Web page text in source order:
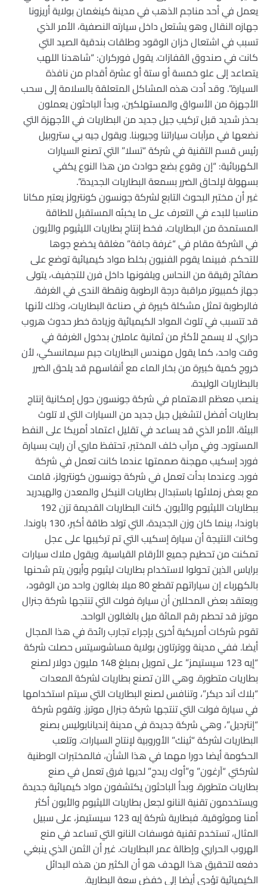
يعمل في أحد مناجم الذهب في مدينة كينغمان بولاية أريزونا
جهازه النقال وهو يشتعل داخل سيارته النصفية، الأمر الذي
تسبب في اشتعال خزان الوقود وطلقات بندقية الصيد التي
كانت في صندوق القفازات. يقول فوركران: “شاهدنا اللهب
يتصاعد إلى علو خمسة أو ستة أو عشرة أقدام من نافذة
السيارة”. وقد أدت هذه المشاكل المتعلقة بالسلامة إلى سحب
الأجهزة من الأسواق والمستهلكين، وبدأ الباحثون يعملون
بحذر شديد قبل تركيب جيل جديد من البطاريات في الأجهزة التي
نضعها في مرآبات سياراتنا وجيوبنا. ويقول جيه بي ستروبيل
رئيس قسم التقنية في شركة “تسلا” التي تصنع السيارات
الكهربائية: “إن وقوع بضع حوادث من هذا النوع يكفي
بسهولة لإلحاق الضرر بسمعة البطاريات الجديدة”.
غير أن مختبر البحوث التابع لشركة جونسون كونترولز يعتبر مكانا
مناسبا للبدء في التعرف على ما يخبئه المستقبل للطاقة
المستمدة من البطاريات. فخط إنتاج بطاريات الليثيوم والأيون
في الشركة مقام في “غرفة جافة” مغلقة يخضع جوها
للتحكم. فبينما يقوم الفنيون بخلط مواد كيميائية توضع على
صفائح رقيقة من النحاس ويلفونها داخل فرن للتجفيف، يتولى
جهاز كمبيوتر مراقبة درجة الرطوبة ونقطة الندى في الغرفة.
فالرطوبة تمثل مشكلة كبيرة في صناعة البطاريات، وذلك لأنها
قد تتسبب في تلوث المواد الكيميائية وزيادة خطر حدوث هروب
حراري. لا يسمح لأكثر من ثمانية عاملين بدخول الغرفة في
وقت واحد، كما يقول مهندس البطاريات جيم سيمانسكي، لأن
خروج كمية كبيرة من بخار الماء مع أنفاسهم قد يلحق الضرر
بالبطاريات الوليدة.
ينصب معظم الاهتمام في شركة جونسون حول إمكانية إنتاج
بطاريات أفضل لتشغيل جيل جديد من السيارات التي لا تلوث
البيئة، الأمر الذي قد يساعد في تقليل اعتماد أمريكا على النفط
المستورد. وفي مرآب خلف المختبر، تحتفظ ماري آن رايت بسيارة
فورد إسكيب مهجنة صممتها عندما كانت تعمل في شركة
فورد. وعندما بدأت تعمل في شركة جونسون كونترولز، قامت
مع بعض زملائها باستبدال بطاريات النيكل والمعدن والهيدريد
ببطاريات الليثيوم والأيون. كانت البطاريات القديمة تزن 192
باوندا، بينما كان وزن الجديدة، التي تولد طاقة أكبر، 130 باوندا.
وكانت النتيجة أن سيارة إسكيب التي تم تركيبها على عجل
تمكنت من تحطيم جميع الأرقام القياسية. ويقول ملاك سيارات
براياس الذين تحولوا لاستخدام بطاريات ليثيوم وأيون يتم شحنها
بالكهرباء إن سياراتهم تقطع 80 ميلا بغالون واحد من الوقود،
ويعتقد بعض المحللين أن سيارة فولت التي تنتجها شركة جنرال
موترز قد تحطم رقم المائة ميل بالغالون الواحد.
تقوم شركات أمريكية أخرى بإجراء تجارب رائدة في هذا المجال
أيضا. ففي مدينة ووترتاون بولاية مساشوسيتس حصلت شركة
“إيه 123 سيستيمز” على تمويل بمبلغ 148 مليون دولار لصنع
بطاريات متطورة. وهي الآن تصنع بطاريات لشركة المعدات
“بلاك آند ديكر”، وتنافس لصنع البطاريات التي سيتم استخدامها
في سيارة فولت التي تنتجها شركة جنرال موترز. وتقوم شركة
“إنترديل”، وهي شركة جديدة في مدينة إنديانابوليس بصنع
البطاريات لشركة “ثينك” الأوروبية لإنتاج السيارات. وتلعب
الحكومة أيضا دورا مهما في هذا الشأن، فالمختبرات الوطنية
لشركتي “آرغون” و”أوك ريدج” لديها فرق تعمل في صنع
بطاريات متطورة. وبدأ الباحثون يكتشفون مواد كيميائية جديدة
ويستخدمون تقنية النانو لجعل بطاريات الليثيوم والأيون أكثر
أمنا وموثوقية. فبطارية شركة إيه 123 سيستيمز، على سبيل
المثال، تستخدم تقنية فوسفات النانو التي تساعد في منع
الهروب الحراري وإطالة عمر البطاريات. غير أن الثمن الذي ينبغي
دفعه لتحقيق هذا الهدف هو أن الكثير من هذه البدائل
الكيميائية تؤدي أيضا إلى خفض سعة البطارية.